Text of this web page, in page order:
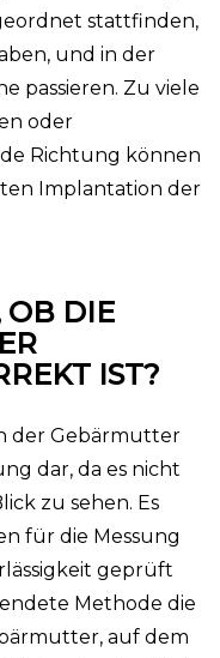
stattfinden,
und in der
passieren. Zu viele
oder
Richtung können
Implantation der
OB DIE
IST?
der Gebärmutter
dar, da es nicht
zu sehen. Es
für die Messung
geprüft
Methode die
auf dem